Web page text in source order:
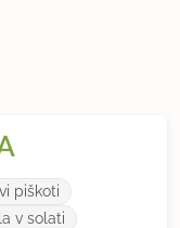
piškoti
v solati